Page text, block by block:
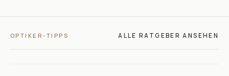
OPTIKER-TIPPS ALLE RATGEBER ANSEHEN